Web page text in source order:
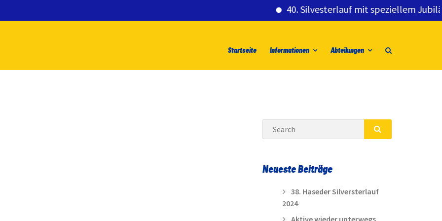
40. Silvesterlauf mit speziellem
Startseite Informationen Abteilungen
Search
SEARCH
Neueste Beiträge
38. Haseder Silversterlauf
2024
Aktive wieder unterwegs